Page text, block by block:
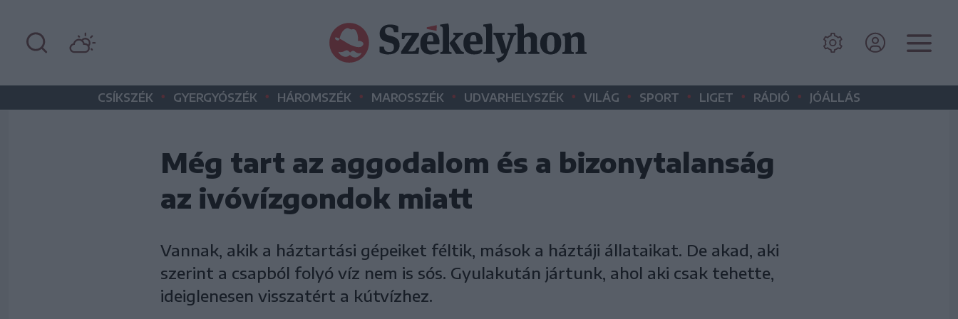
CSÍKSZÉK • GYERGYÓSZÉK • HÁROMSZÉK • MAROSSZÉK • UDVARHELYSZÉK • VILÁG • SPORT • LIGET • RÁDIÓ • JÓÁLLÁS
Még tart az aggodalom és a bizonytalanság
az ivóvízgondok miatt
Vannak, akik a háztartási gépeiket féltik, mások a háztáji állataikat. De akad, aki
szerint a csapból folyó víz nem is sós. Gyulakután jártunk, ahol aki csak tehette,
ideiglenesen visszatért a kútvízhez.